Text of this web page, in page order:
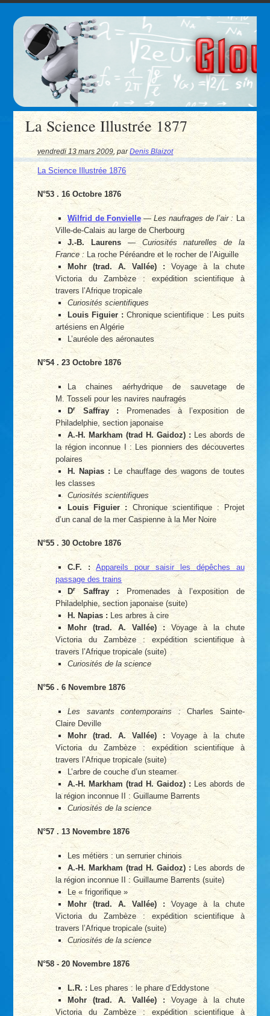
La Science Illustrée 1877
vendredi 13 mars 2009,parDenis Blaizot
La Science Illustrée 1876
N°53 . 16 Octobre 1876
Wilfrid de Fonvielle—Les naufrages de l’air : La
Ville-de-Calais au large de Cherbourg
J.-B. Laurens — Curiosités naturelles de la
France : La roche Péréandre et le rocher de l’Aiguille
Mohr (trad. A. Vallée) : Voyage à la chute
Victoria du Zambèze : expédition scientifique à
travers l’Afrique tropicale
Curiosités scientifiques
Louis Figuier :Chronique scientifique : Les puits
artésiens en Algérie
L’auréole des aéronautes
N°54 . 23 Octobre 1876
La chaines aérhydrique de sauvetage de
M. Tosseli pour les navires naufragés
Dr Saffray : Promenades à l’exposition de
Philadelphie, section japonaise
A.-H. Markham (trad H. Gaidoz) :Les abords de
la région inconnue I : Les pionniers des découvertes
polaires
H. Napias :Le chauffage des wagons de toutes
les classes
Curiosités scientifiques
Louis Figuier : Chronique scientifique : Projet
d’un canal de la mer Caspienne à la Mer Noire
N°55 . 30 Octobre 1876
C.F. :
Appareils pour saisir les dépêches au
passage des trains
Dr Saffray : Promenades à l’exposition de
Philadelphie, section japonaise (suite)
H. Napias : Les arbres à cire
Mohr (trad. A. Vallée) : Voyage à la chute
Victoria du Zambèze : expédition scientifique à
travers l’Afrique tropicale (suite)
Curiosités de la science
N°56 . 6 Novembre 1876
Les savants contemporains : Charles Sainte-
Claire Deville
Mohr (trad. A. Vallée) :Voyage à la chute
Victoria du Zambèze : expédition scientifique à
travers l’Afrique tropicale (suite)
L’arbre de couche d’un steamer
A.-H. Markham (trad H. Gaidoz) :Les abords de
la région inconnue II : Guillaume Barrents
Curiosités de la science
N°57 . 13 Novembre 1876
Les métiers : un serrurier chinois
A.-H. Markham (trad H. Gaidoz) :Les abords de
la région inconnue II : Guillaume Barrents (suite)
Le « frigorifique »
Mohr (trad. A. Vallée) : Voyage à la chute
Victoria du Zambèze : expédition scientifique à
travers l’Afrique tropicale (suite)
Curiosités de la science
N°58 - 20 Novembre 1876
L.R. : Les phares : le phare d’Eddystone
Mohr (trad. A. Vallée) :Voyage à la chute
Victoria du Zambèze : expédition scientifique à